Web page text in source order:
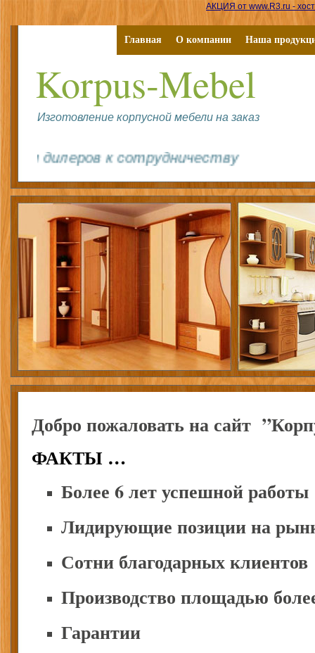
АКЦИЯ от www.R3.ru -
Главная О компании Наша
Korpus-Mebel
Изготовление корпусной мебели на заказ
к сотрудничеству
Добро пожаловать на сайт
ФАКТЫ …
Более 6 лет успешной работы
Лидирующие позиции на
Сотни благодарных клиентов
Производство площадью
Гарантии